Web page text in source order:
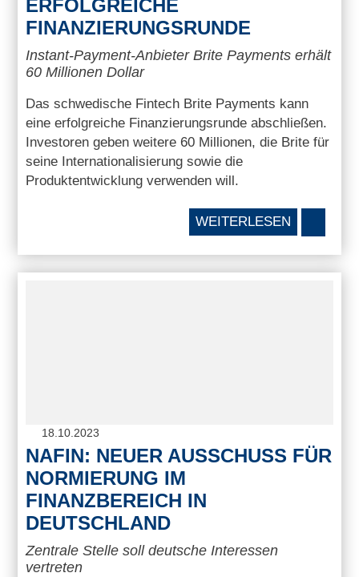
ERFOLGREICHE
FINANZIERUNGSRUNDE
Instant-Payment-Anbieter Brite Payments erhält
60 Millionen Dollar
Das schwedische Fintech Brite Payments kann
eine erfolgreiche Finanzierungsrunde abschließen.
Investoren geben weitere 60 Millionen, die Brite für
seine Internationalisierung sowie die
Produktentwicklung verwenden will.
WEITERLESEN
18.10.2023
NAFIN: NEUER AUSSCHUSS FÜR
NORMIERUNG IM
FINANZBEREICH IN
DEUTSCHLAND
Zentrale Stelle soll deutsche Interessen
vertreten